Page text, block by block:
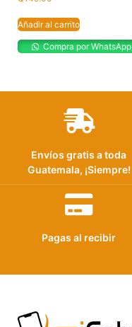
Añadir al carrito
Compra por WhatsApp
Envíos gratis a toda
Guatemala, ¡Siempre!
Pagas al recibir